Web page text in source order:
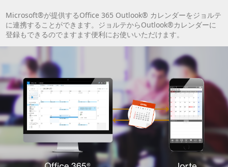
Microsoft®が提供するOffice 365 Outlook® カレンダーをジョルテ
に連携することができます。ジョルテからOutlook®カレンダーに
登録もできるのでますます便利にお使いいただけます。